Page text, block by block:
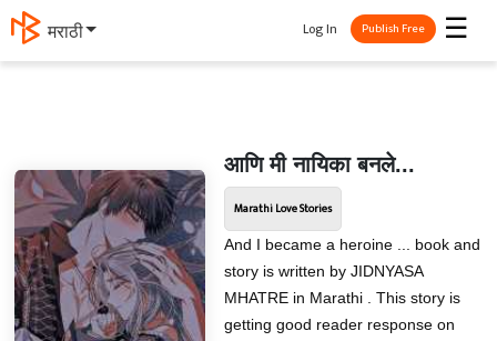
मराठी ☰
Log In Publish Free
आणि मी नायिका बनले...
Marathi Love Stories
And I became a heroine ... book and
story is written by JIDNYASA
MHATRE in Marathi . This story is
getting good reader response on